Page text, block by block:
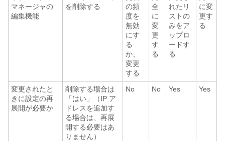
マネージャの
編集機能
を削除する
の頻
度を
無効
にす
る
か、
変更
する
全
に
変
更
す
る
れたリ
ストの
みをア
ップロ
ードす
る
に変
更す
る
変更されたと
きに設定の再
展開が必要か
削除する場合は
「はい」（IP ア
ドレスを追加す
る場合は、再展
開する必要はあ
りません）
No No Yes Yes